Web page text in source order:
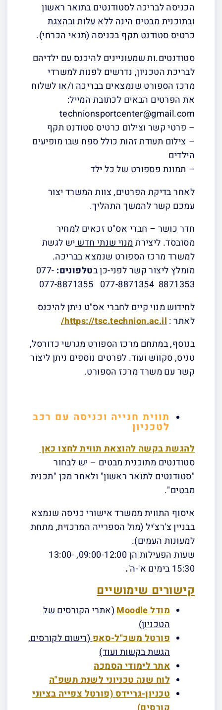
הכניסה לבריכה לסטודנטים בתואר ראשון
ובתוכנית מבטים הינה ללא עלות ובהצגת
כרטיס סטודנט תקף בכניסה (תנאי הכרחי).
סטודנטים.ות שמעוניינים להיכנס עם ילדיהם
לבריכת הטכניון, נדרשים לפנות למשרדי
מרכז הספורט שנמצאים בבריכה ו/או לשלוח
את הפרטים הבאים לכתובת המייל:
technionsportcenter@gmail.com
– פרטי קשר וצילום כרטיס סטודנט תקף
– ⁠צילום תעודת זהות כולל ספח שבו מופיעים
הילדים
– ⁠תמונת פספורט של כל ילד
לאחר בדיקת הפרטים, צוות המשרד יצור
עמכם קשר להמשך התהליך.
חדר כושר – חברי אס"ט זכאים למחיר
מסובסד. ליצירתמנוי שנתי חדשיש לגשת
למשרד מרכז הספורט שנמצא בבריכה.
מומלץ ליצור קשר לפני-כן בטלפונים:077-
8871353 077-8871354 077-8871355
לחידוש מנוי קיים לחברי אס"ט ניתן להיכנס
לאתר :https://tsc.technion.ac.il/
בנוסף, במתחם מרכז הספורט מגרשי כדורסל,
טניס, סקווש ועוד. לפרטים נוספים ניתן ליצור
קשר עם משרד מרכז הספורט.
תווית חנייה וכניסה עם רכב
לטכניון
להגשת בקשה להוצאת תווית לחצו כאן
סטודנטים מתוכנית מבטים – יש לבחור
"סטודנטים לתואר ראשון" ולאחר מכן "תכנית
מבטים".
איסוף התווית ממשרד אישורי כניסה שנמצא
בבניין צ'רצ'יל (מול הספרייה המרכזית, מתחת
למעונות העמים).
שעות הפעילות הן 09:00-12:00, 13:00-
15:30 בימים א'-ה'
.
קישורים שימושיים
מודל Moodle
(אתרי הקורסים של
הטכניון)
פורטל משכ"ל-סאפ(רישום לקורסים,
הגשת בקשות ועוד)
אתר לימודי הסמכה
לוח שנה טכניוני לשנת תשפ"ה
טכניון-גריידס(פורטל צפייה בציוני